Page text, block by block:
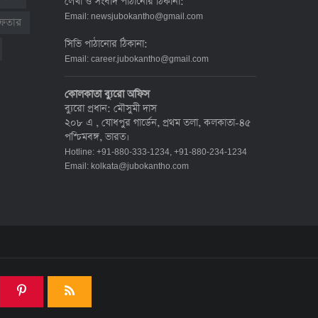
দেশে করোনায় মৃত্যু ও শনাক্ত কমেছে
৬ জুলাই ২০২২, ১৯:০২
হাজার ৯৯৮
৫ জুলাই ২০২২, ১৮:৪৭
করোনায় ২৪ ঘণ্টায় মৃত্যু ১২, শনাক্ত দুই
Email: newsjubokantho@gmail.com
সিভি পাঠানোর ঠিকানা:
Email: career.jubokantho@gmail.com
কোলকাতা ব্যুরো অফিস
ব্যুরো প্রধান: মৌসুমী দাস
২০৮ এ , যোধপুর গার্ডেন, প্রথম তলা, কলকাতা-৪৫
পশ্চিমবঙ্গ, ভারত।
Hotline: +91-880-333-1234, +91-880-234-1234
Email: kolkata@jubokantho.com